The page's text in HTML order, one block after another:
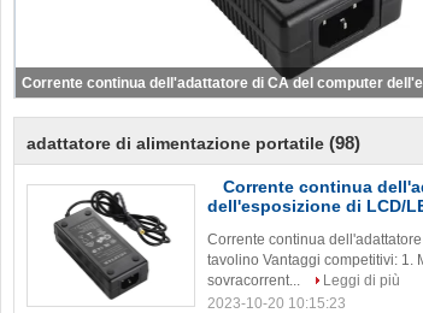
adattatore di alimentazione portatile (98)
Corrente continua
dell'esposizione di LCD/
Corrente continua
tavolino Vantaggi competitivi: 1.
sovracorrent...
Leggi di più
2023-10-20 10:15:23